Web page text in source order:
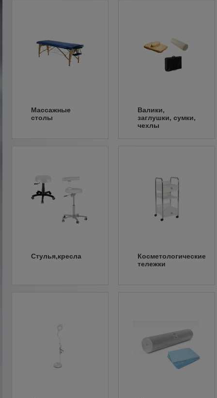
Массажные
столы
Валики,
заглушки, сумки,
чехлы
Стулья,кресла
Косметологические
тележки